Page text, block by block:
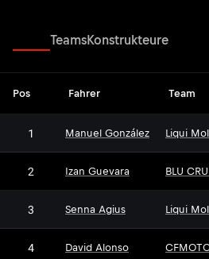
TeamsKonstrukteure
Pos Fahrer Team
1 Manuel González Liqui
2 Izan Guevara BLU
3 Senna Agius Liqui
4 David Alonso